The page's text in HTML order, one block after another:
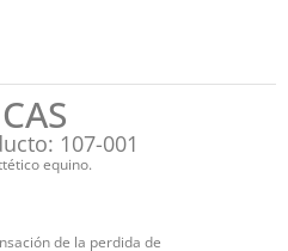
107-001
equino.
de la perdida de